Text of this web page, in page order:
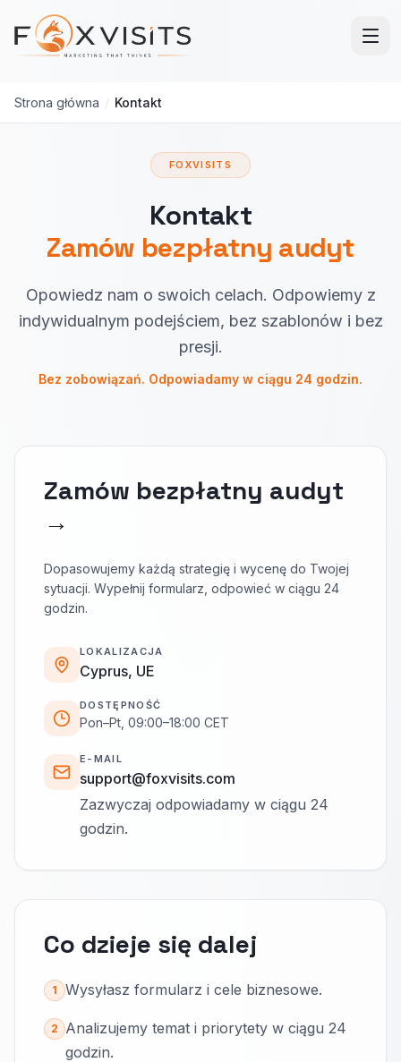
Przejdź do treści głównej
Strona główna / Kontakt
FOXVISITS
Kontakt
Zamów bezpłatny audyt
Opowiedz nam o swoich celach. Odpowiemy z
indywidualnym podejściem, bez szablonów i bez
presji.
Bez zobowiązań. Odpowiadamy w ciągu 24 godzin.
Zamów bezpłatny audyt
→
Dopasowujemy każdą strategię i wycenę do Twojej
sytuacji. Wypełnij formularz, odpowieć w ciągu 24
godzin.
LOKALIZACJA
Cyprus, UE
DOSTĘPNOŚĆ
Pon–Pt, 09:00–18:00 CET
E-MAIL
support@foxvisits.com
Zazwyczaj odpowiadamy w ciągu 24
godzin.
Co dzieje się dalej
1 Wysyłasz formularz i cele biznesowe.
2
Analizujemy temat i priorytety w ciągu 24
godzin.